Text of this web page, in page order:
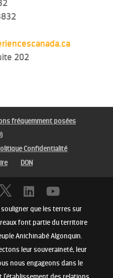
202
fréquemment posées
Confidentialité
DON
que les terres sur
font partie du territoire
Anichinabé Algonquin.
leur souveraineté, leur
nous engageons dans le